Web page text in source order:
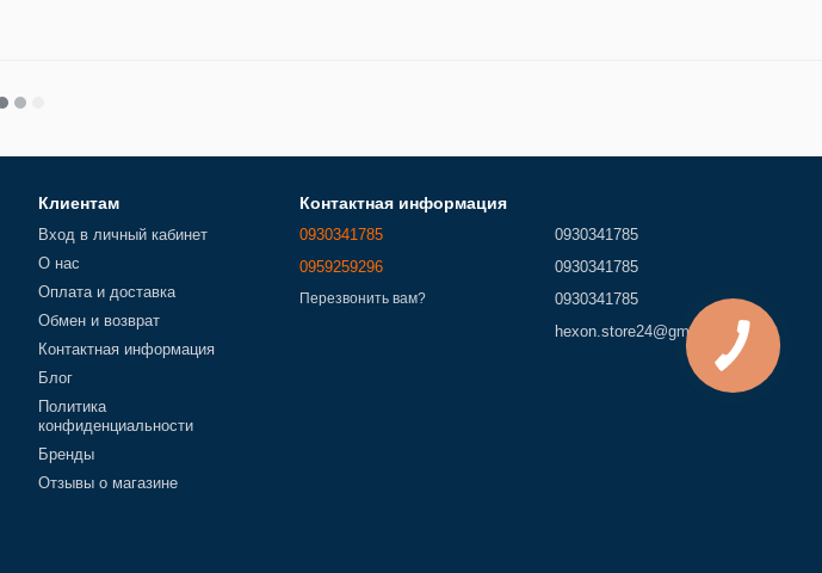
Клиентам
Вход в личный кабинет
О нас
Оплата и доставка
Обмен и возврат
Контактная информация
Блог
Политика
конфиденциальности
Бренды
Отзывы о магазине
Контактная информация
0930341785
0959259296
Перезвонить вам?
0930341785
0930341785
0930341785
hexon.store24@gmail.com